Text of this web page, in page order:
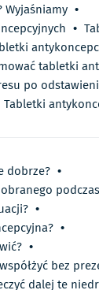
•
•
tabletki
po
Tabletki
dobrze? •
•
•
•
bez
dalej te